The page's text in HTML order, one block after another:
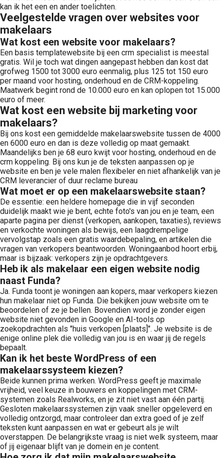
kan ik het een en ander toelichten.
Veelgestelde vragen over websites voor
makelaars
Wat kost een website voor makelaars?
Een basis templatewebsite bij een crm specialist is meestal
gratis. Wil je toch wat dingen aangepast hebben dan kost dat
grofweg 1500 tot 3000 euro eenmalig, plus 125 tot 150 euro
per maand voor hosting, onderhoud en de CRM-koppeling.
Maatwerk begint rond de 10.000 euro en kan oplopen tot 15.000
euro of meer.
Wat kost een website bij marketing voor
makelaars?
Bij ons kost een gemiddelde makelaarswebsite tussen de 4000
en 6000 euro en dan is deze volledig op maat gemaakt.
Maandelijks ben je 68 euro kwijt voor hosting, onderhoud en de
crm koppeling. Bij ons kun je de teksten aanpassen op je
website en ben je vele malen flexibeler en niet afhankelijk van je
CRM leverancier of duur reclame bureau
Wat moet er op een makelaarswebsite staan?
De essentie: een heldere homepage die in vijf seconden
duidelijk maakt wie je bent, echte foto's van jou en je team, een
aparte pagina per dienst (verkopen, aankopen, taxaties), reviews
en verkochte woningen als bewijs, een laagdrempelige
vervolgstap zoals een gratis waardebepaling, en artikelen die
vragen van verkopers beantwoorden. Woningaanbod hoort erbij,
maar is bijzaak: verkopers zijn je opdrachtgevers.
Heb ik als makelaar een eigen website nodig
naast Funda?
Ja. Funda toont je woningen aan kopers, maar verkopers kiezen
hun makelaar niet op Funda. Die bekijken jouw website om te
beoordelen of ze je bellen. Bovendien word je zonder eigen
website niet gevonden in Google en AI-tools op
zoekopdrachten als "huis verkopen [plaats]". Je website is de
enige online plek die volledig van jou is en waar jij de regels
bepaalt.
Kan ik het beste WordPress of een
makelaarssysteem kiezen?
Beide kunnen prima werken. WordPress geeft je maximale
vrijheid, veel keuze in bouwers en koppelingen met CRM-
systemen zoals Realworks, en je zit niet vast aan één partij.
Gesloten makelaarssystemen zijn vaak sneller opgeleverd en
volledig ontzorgd, maar controleer dan extra goed of je zelf
teksten kunt aanpassen en wat er gebeurt als je wilt
overstappen. De belangrijkste vraag is niet welk systeem, maar
of jij eigenaar blijft van je domein en je content.